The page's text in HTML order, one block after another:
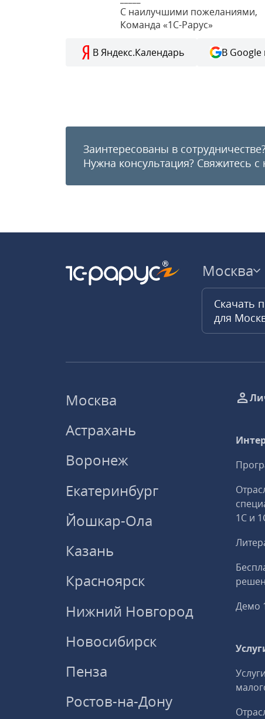
С наилучшими пожеланиями,
Команда «1С-Рарус»
В Яндекс.Календарь В Google
Заинтересованы в
Нужна консультация? Свяжитесь с
Москва
Скачать
для
Москва
Астрахань
Воронеж
Екатеринбург
Йошкар-Ола
Казань
Красноярск
Нижний Новгород
Новосибирск
Пенза
Ростов-на-Дону
1С и
Демо